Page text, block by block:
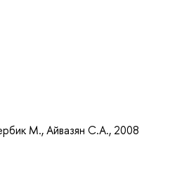
М., Айвазян С.А., 2008